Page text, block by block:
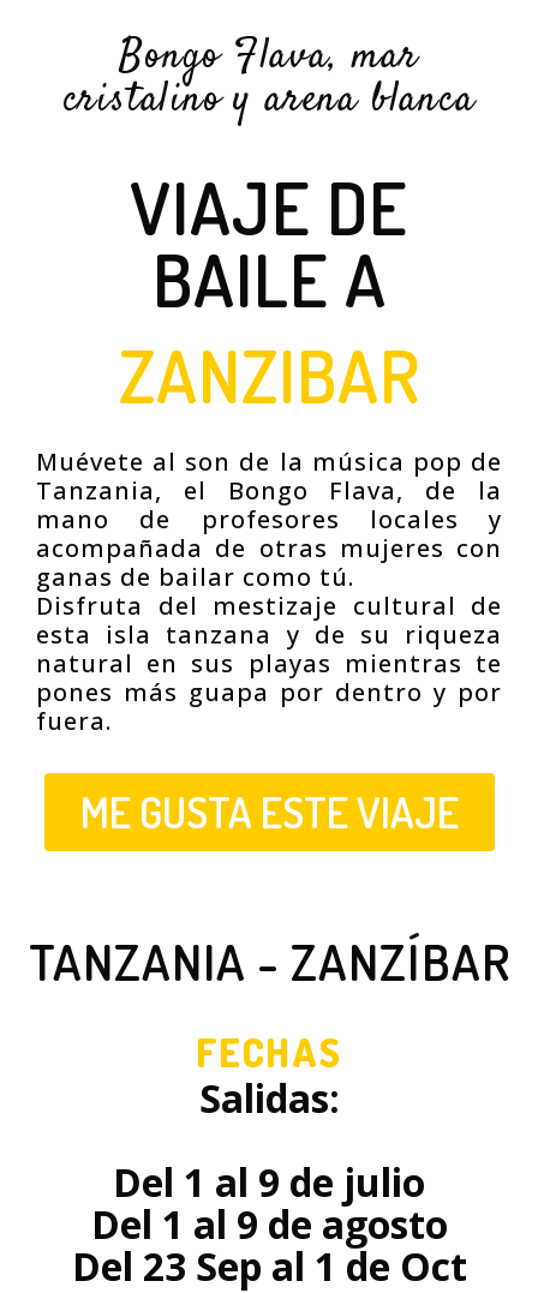
Bongo Flava, mar
cristalino y arena blanca
VIAJE DE
BAILE A
ZANZIBAR
Muévete al son de la música pop de
Tanzania, el Bongo Flava, de la
mano de profesores locales y
acompañada de otras mujeres con
ganas de bailar como tú.
Disfruta del mestizaje cultural de
esta isla tanzana y de su riqueza
natural en sus playas mientras te
pones más guapa por dentro y por
fuera.
ME GUSTA ESTE VIAJE
TANZANIA - ZANZÍBAR
FECHAS
Salidas:
Del 1 al 9 de julio
Del 1 al 9 de agosto
Del 23 Sep al 1 de Oct